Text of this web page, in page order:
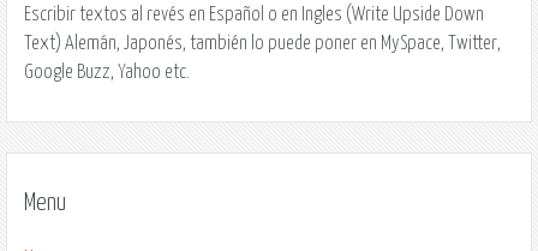
Escribir textos al revés en Español o en Ingles (Write Upside Down
Text) Alemán, Japonés, también lo puede poner en MySpace, Twitter,
Google Buzz, Yahoo etc.
Menu